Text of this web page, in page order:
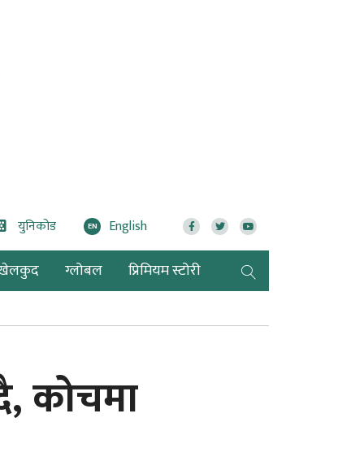
युनिकोड EN English
ग्लोबल प्रिमियम स्टोरी
कोचमा